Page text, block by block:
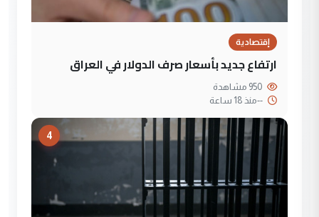
إقتصادية
ارتفاع جديد بأسعار صرف الدولار في العراق
--منذ 18 ساعة
4